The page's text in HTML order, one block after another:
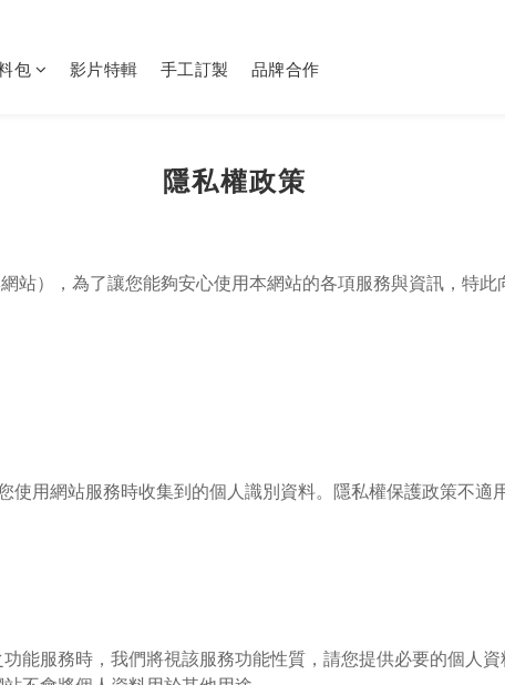
包 影片特輯 手工訂製 品牌合作
隱私權政策
站），為了讓您能夠安心使用本網站的各項服務與資訊，特
使用網站服務時收集到的個人識別資料。隱私權保護政策不適
能服務時，我們將視該服務功能性質，請您提供必要的個人